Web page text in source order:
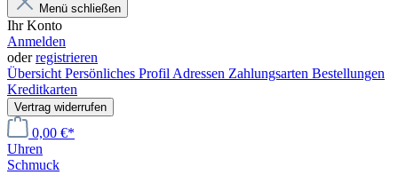
Menü schließen
Ihr Konto
Anmelden
oderregistrieren
Übersicht Persönliches Profil Adressen Zahlungsarten Bestellungen
Kreditkarten
Vertrag widerrufen
0,00 €*
Uhren
Schmuck